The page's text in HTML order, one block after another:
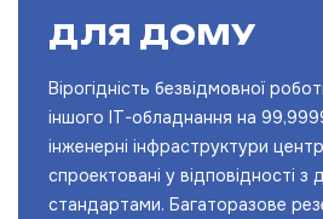
ДЛЯ ДОМУ
Вірогідність безвідмовної
іншого IT-обладнання на
інженерні інфраструктури
спроектовані у відповідності з
стандартами. Багаторазове